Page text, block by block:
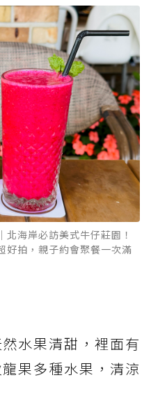
北海岸必訪美式牛仔莊園！
好拍，親子約會聚餐一次滿
水果清甜，裡面有
果多種水果，清涼